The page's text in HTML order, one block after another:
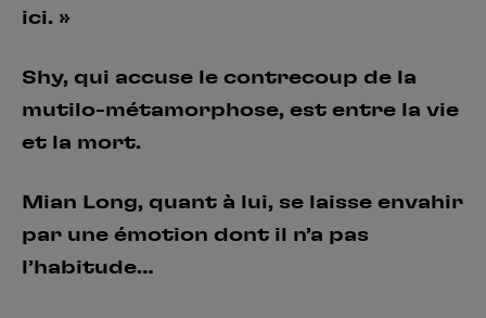
ici. »
Shy, qui accuse le contrecoup de la
mutilo-métamorphose, est entre la vie
et la mort.
Mian Long, quant à lui, se laisse envahir
par une émotion dont il n’a pas
l’habitude…